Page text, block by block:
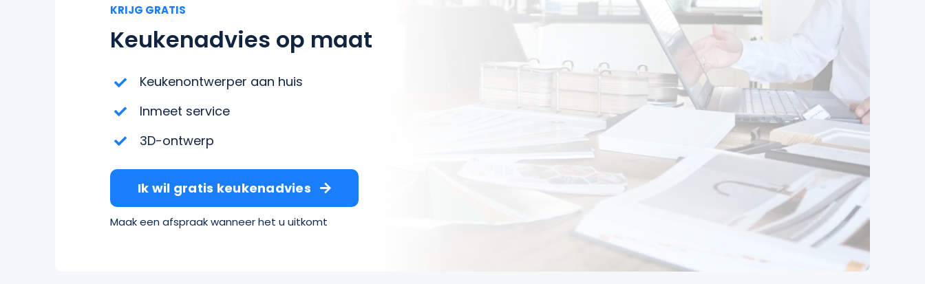
KRIJG GRATIS
Keukenadvies op maat
Keukenontwerper aan huis
Inmeet service
3D-ontwerp
Ik wil gratis keukenadvies
Maak een afspraak wanneer het u uitkomt